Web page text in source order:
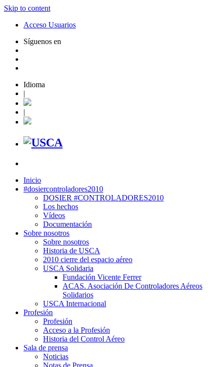
Skip to content
Acceso Usuarios
Síguenos en
Idioma
|
|
Inicio
#dosiercontroladores2010
DOSIER #CONTROLADORES2010
Los hechos
Vídeos
Documentación
Sobre nosotros
Sobre nosotros
Historia de USCA
2010 cierre del espacio aéreo
USCA Solidaria
Fundación Vicente Ferrer
ACAS. Asociación De Controladores Aéreos
Solidarios
USCA Internacional
Profesión
Profesión
Acceso a la Profesión
Historia del Control Aéreo
Sala de prensa
Noticias
Notas de Prensa